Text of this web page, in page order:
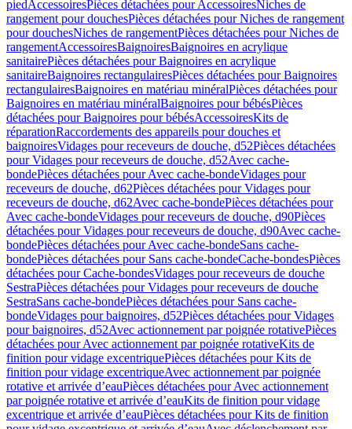
piedAccessoiresPièces détachées pour AccessoiresNiches de
rangement pour douchesPièces détachées pour Niches de rangement
pour douchesNiches de rangementPièces détachées pour Niches de
rangementAccessoiresBaignoiresBaignoires en acrylique
sanitairePièces détachées pour Baignoires en acrylique
sanitaireBaignoires rectangulairesPièces détachées pour Baignoires
rectangulairesBaignoires en matériau minéralPièces détachées pour
Baignoires en matériau minéralBaignoires pour bébésPièces
détachées pour Baignoires pour bébésAccessoiresKits de
réparationRaccordements des appareils pour douches et
baignoiresVidages pour receveurs de douche, d52Pièces détachées
pour Vidages pour receveurs de douche, d52Avec cache-
bondePièces détachées pour Avec cache-bondeVidages pour
receveurs de douche, d62Pièces détachées pour Vidages pour
receveurs de douche, d62Avec cache-bondePièces détachées pour
Avec cache-bondeVidages pour receveurs de douche, d90Pièces
détachées pour Vidages pour receveurs de douche, d90Avec cache-
bondePièces détachées pour Avec cache-bondeSans cache-
bondePièces détachées pour Sans cache-bondeCache-bondesPièces
détachées pour Cache-bondesVidages pour receveurs de douche
SestraPièces détachées pour Vidages pour receveurs de douche
SestraSans cache-bondePièces détachées pour Sans cache-
bondeVidages pour baignoires, d52Pièces détachées pour Vidages
pour baignoires, d52Avec actionnement par poignée rotativePièces
détachées pour Avec actionnement par poignée rotativeKits de
finition pour vidage excentriquePièces détachées pour Kits de
finition pour vidage excentriqueAvec actionnement par poignée
rotative et arrivée d’eauPièces détachées pour Avec actionnement
par poignée rotative et arrivée d’eauKits de finition pour vidage
excentrique et arrivée d’eauPièces détachées pour Kits de finition